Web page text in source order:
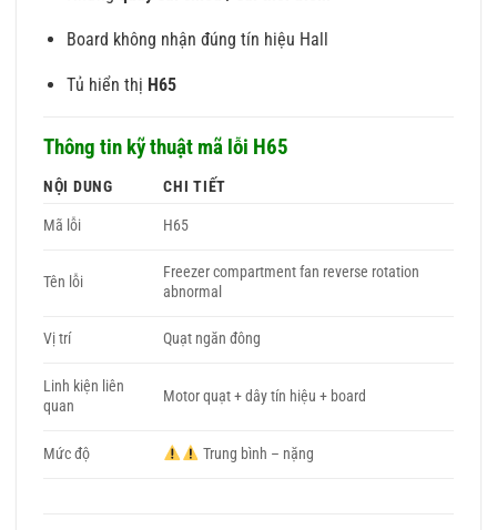
Board không nhận đúng tín hiệu Hall
Tủ hiển thị H65
Thông tin kỹ thuật mã lỗi H65
NỘI DUNG CHI TIẾT
Mã lỗi H65
Tên lỗi
Freezer compartment fan reverse rotation
abnormal
Vị trí Quạt ngăn đông
Linh kiện liên
quan
Motor quạt + dây tín hiệu + board
Mức độ Trung bình – nặng